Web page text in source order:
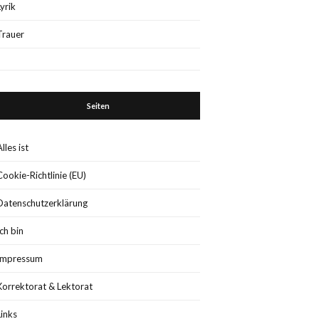
Seiten
ist
Richtlinie (EU)
bin
& Lektorat